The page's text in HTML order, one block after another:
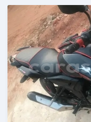
Publié il y a plus d'un an